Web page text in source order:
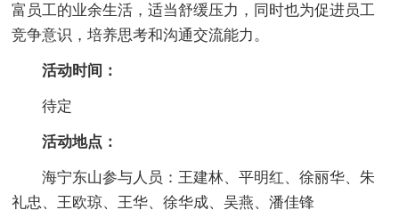
富员工的业余生活，适当舒缓压力，同时也为促进员工
竞争意识，培养思考和沟通交流能力。
活动时间：
待定
活动地点：
海宁东山参与人员：王建林、平明红、徐丽华、朱
礼忠、王欧琼、王华、徐华成、吴燕、潘佳锋